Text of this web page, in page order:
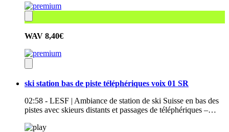
WAV 8,40€
ski station bas de piste téléphériques voix 01 SR
02:58 - LESF | Ambiance de station de ski Suisse en bas des
pistes avec skieurs distants et passages de téléphériques –…